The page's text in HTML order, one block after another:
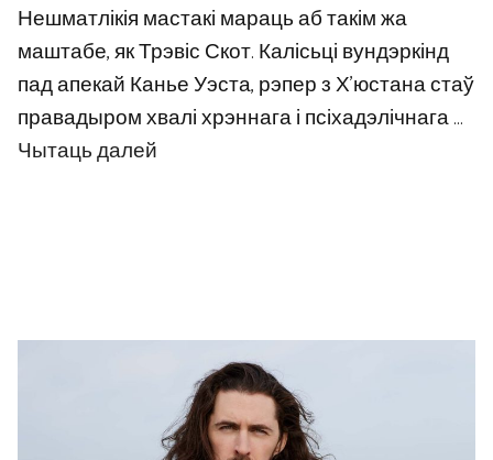
Нешматлікія мастакі мараць аб такім жа
маштабе, як Трэвіс Скот. Калісьці вундэркінд
пад апекай Канье Уэста, рэпер з Х’юстана стаў
правадыром хвалі хрэннага і псіхадэлічнага …
Чытаць далей